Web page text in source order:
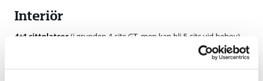
Interiör
4+1 sittplatser(i grunden 4-sits GT, men kan bli 5-sits vid behov).
, med lågt sittläge